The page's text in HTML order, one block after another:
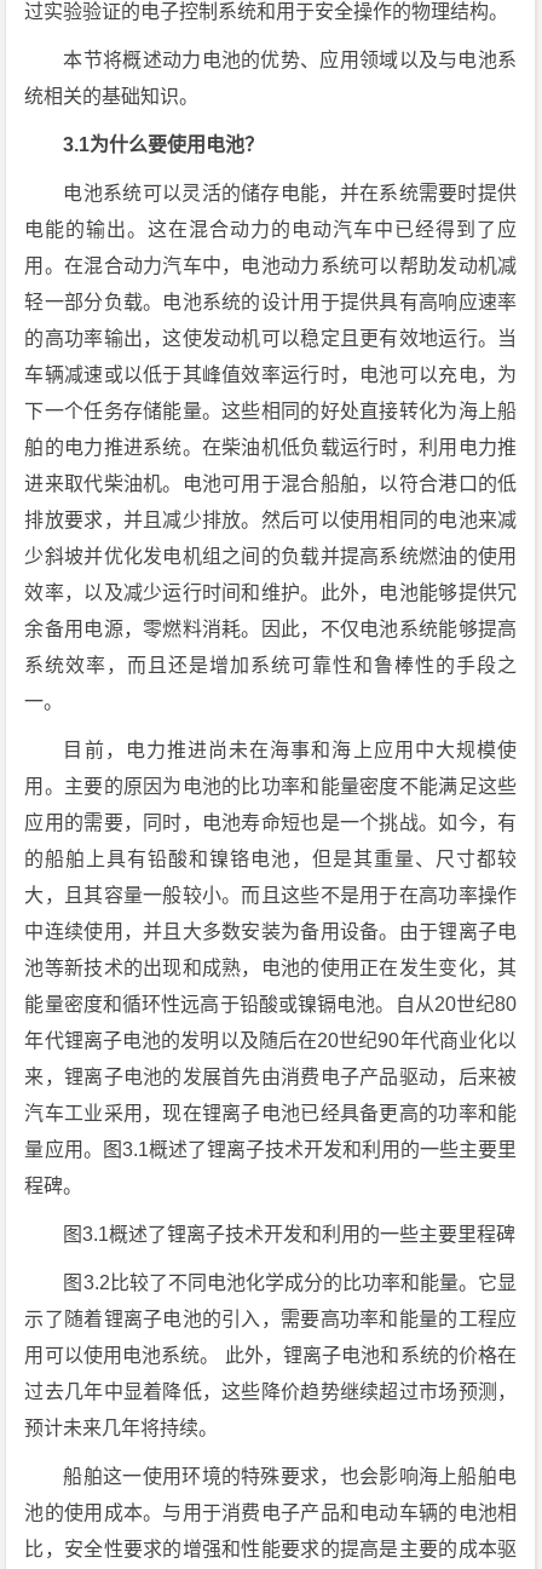
过实验验证的电子控制系统和用于安全操作的物理结构。
本节将概述动力电池的优势、应用领域以及与电池系
统相关的基础知识。
3.1为什么要使用电池？
电池系统可以灵活的储存电能，并在系统需要时提供
电能的输出。这在混合动力的电动汽车中已经得到了应
用。在混合动力汽车中，电池动力系统可以帮助发动机减
轻一部分负载。电池系统的设计用于提供具有高响应速率
的高功率输出，这使发动机可以稳定且更有效地运行。当
车辆减速或以低于其峰值效率运行时，电池可以充电，为
下一个任务存储能量。这些相同的好处直接转化为海上船
舶的电力推进系统。在柴油机低负载运行时，利用电力推
进来取代柴油机。电池可用于混合船舶，以符合港口的低
排放要求，并且减少排放。然后可以使用相同的电池来减
少斜坡并优化发电机组之间的负载并提高系统燃油的使用
效率，以及减少运行时间和维护。此外，电池能够提供冗
余备用电源，零燃料消耗。因此，不仅电池系统能够提高
系统效率，而且还是增加系统可靠性和鲁棒性的手段之
一。
目前，电力推进尚未在海事和海上应用中大规模使
用。主要的原因为电池的比功率和能量密度不能满足这些
应用的需要，同时，电池寿命短也是一个挑战。如今，有
的船舶上具有铅酸和镍铬电池，但是其重量、尺寸都较
大，且其容量一般较小。而且这些不是用于在高功率操作
中连续使用，并且大多数安装为备用设备。由于锂离子电
池等新技术的出现和成熟，电池的使用正在发生变化，其
能量密度和循环性远高于铅酸或镍镉电池。自从20世纪80
年代锂离子电池的发明以及随后在20世纪90年代商业化以
来，锂离子电池的发展首先由消费电子产品驱动，后来被
汽车工业采用，现在锂离子电池已经具备更高的功率和能
量应用。图3.1概述了锂离子技术开发和利用的一些主要里
程碑。
图3.1概述了锂离子技术开发和利用的一些主要里程碑
图3.2比较了不同电池化学成分的比功率和能量。它显
示了随着锂离子电池的引入，需要高功率和能量的工程应
用可以使用电池系统。 此外，锂离子电池和系统的价格在
过去几年中显着降低，这些降价趋势继续超过市场预测，
预计未来几年将持续。
船舶这一使用环境的特殊要求，也会影响海上船舶电
池的使用成本。与用于消费电子产品和电动车辆的电池相
比，安全性要求的增强和性能要求的提高是主要的成本驱